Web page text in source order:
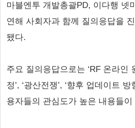
마블엔투 개발총괄PD, 이다행 넷
연해 사회자과 함께 질의응답을
됐다.
주요 질의응답으로는 ‘RF 온라인
정’, ‘광산전쟁’, ‘향후 업데이트
용자들의 관심도가 높은 내용들이